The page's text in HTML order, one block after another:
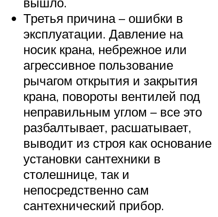
Третья причина – ошибки в
эксплуатации. Давление на
носик крана, небрежное или
агрессивное пользование
рычагом открытия и закрытия
крана, повороты вентилей под
неправильным углом – все это
разбалтывает, расшатывает,
выводит из строя как основание
установки сантехники в
столешнице, так и
непосредственно сам
сантехнический прибор.